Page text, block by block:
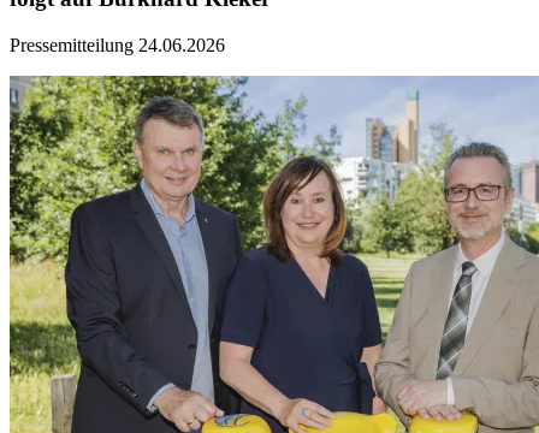
Pressemitteilung 24.06.2026